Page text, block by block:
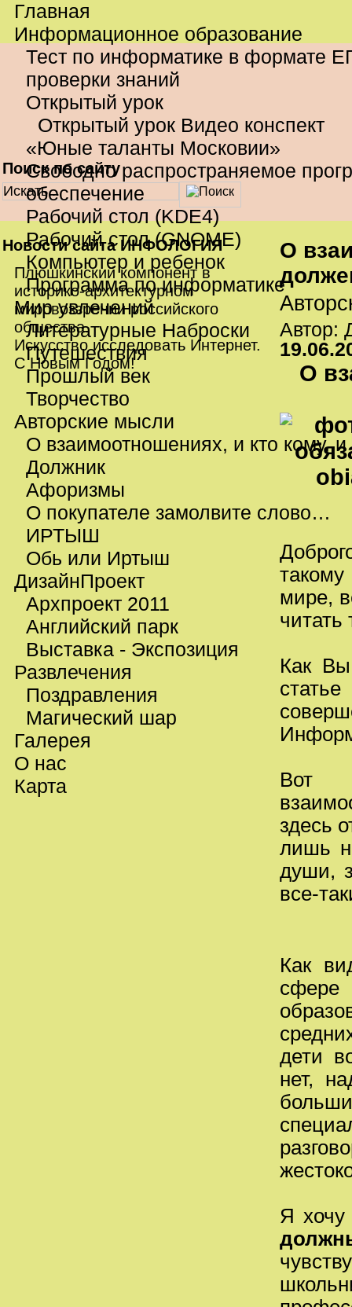
Главная
Информационное образование
Тест по информатике в формате
проверки знаний
Открытый урок
Открытый урок Видео конспект
«Юные таланты Московии»
Свободно распространяемое
обеспечение
Рабочий стол (KDE4)
Рабочий стол (GNOME)
Компьютер и ребенок
Программа по информатике
Мир увлечений
Литературные Наброски
Путешествия
Прошлый век
Творчество
Авторские мысли
О взаимоотношениях, и кто кому,
Должник
Афоризмы
О покупателе замолвите слово…
ИРТЫШ
Обь или Иртыш
ДизайнПроект
Архпроект 2011
Английский парк
Выставка - Экспозиция
Развлечения
Поздравления
Магический шар
Галерея
О нас
Карта
Поиск по сайту
Новости сайта ИНФОЛОГИЯ
Плюшкинский компонент в
историко-архитектурном
мировоззрении российского
общества.
Искусство исследовать Интернет.
С Новым Годом!
О
Автор:
О
мире,
читать
Как
Вот
здесь
лишь
души,
все-
Как
дети
нет,
Я хочу